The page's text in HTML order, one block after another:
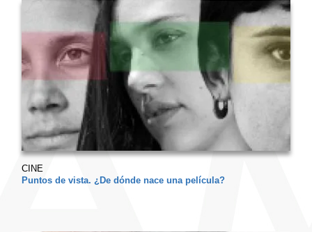
CINE
Puntos de vista. ¿De dónde nace una película?